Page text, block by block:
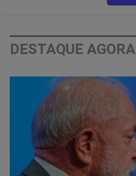
DESTAQUE AGORA